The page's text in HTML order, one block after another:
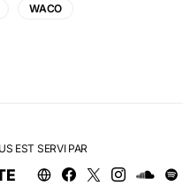
WACO
EST SERVI PAR